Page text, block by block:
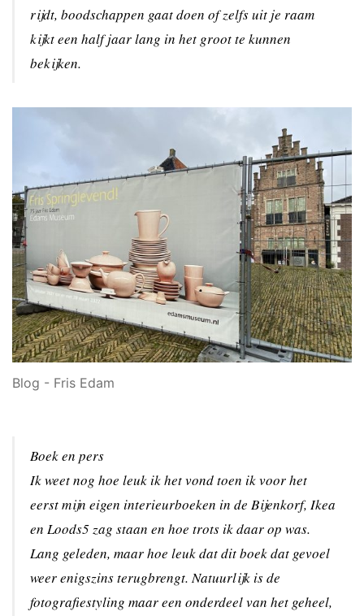
rijdt, boodschappen gaat doen of zelfs uit je raam
kijkt een half jaar lang in het groot te kunnen
bekijken.
Blog - Fris Edam
Boek en pers
Ik weet nog hoe leuk ik het vond toen ik voor het
eerst mijn eigen interieurboeken in de Bijenkorf, Ikea
en Loods5 zag staan en hoe trots ik daar op was.
Lang geleden, maar hoe leuk dat dit boek dat gevoel
weer enigszins terugbrengt. Natuurlijk is de
fotografiestyling maar een onderdeel van het geheel,